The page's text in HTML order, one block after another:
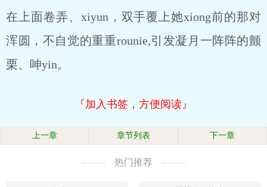
在上面卷弄、xiyun，双手覆上她xiong前的那对
浑圆，不自觉的重重rounie,引发凝月一阵阵的颤
栗、呻yin。
『加入书签，方便阅读』
上一章 章节列表 下一章
热门推荐